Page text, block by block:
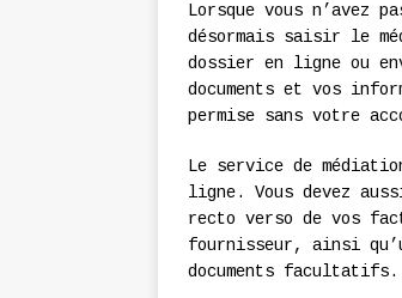
Lorsque vous n’avez
désormais saisir le
dossier en ligne ou
documents et vos
permise sans votre
Le service de
ligne. Vous devez
recto verso de vos
fournisseur, ainsi
documents facultatifs.